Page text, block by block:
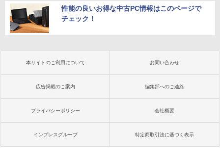
性能の良いお得な中古PC情報はこのページで
チェック！
本サイトのご利用について お問い合わせ
広告掲載のご案内 編集部へのご連絡
プライバシーポリシー 会社概要
インプレスグループ 特定商取引法に基づく表示